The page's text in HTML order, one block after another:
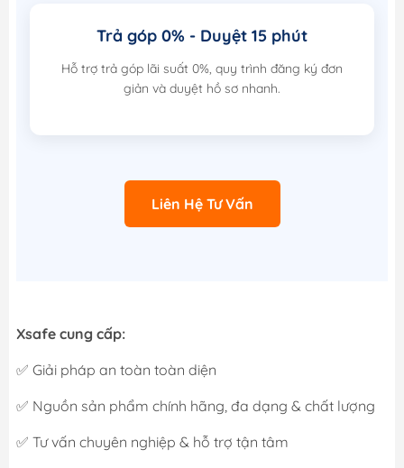
Trả góp 0% - Duyệt 15 phút
Hỗ trợ trả góp lãi suất 0%, quy trình đăng ký đơn
giản và duyệt hồ sơ nhanh.
Liên Hệ Tư Vấn
Xsafe cung cấp:
✅ Giải pháp an toàn toàn diện
✅ Nguồn sản phẩm chính hãng, đa dạng & chất lượng
✅ Tư vấn chuyên nghiệp & hỗ trợ tận tâm